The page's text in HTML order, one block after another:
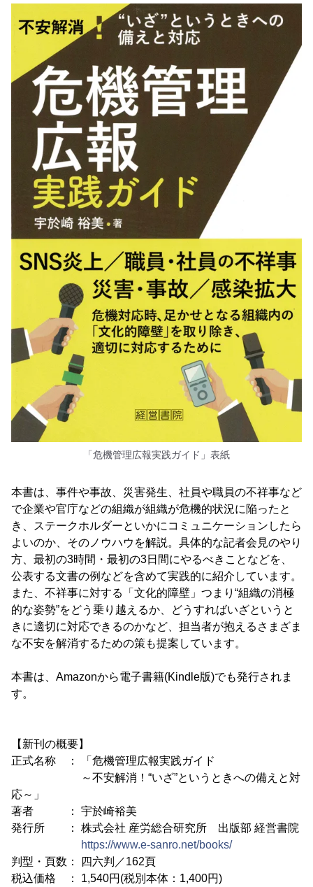
「危機管理広報実践ガイド」表紙
本書は、事件や事故、災害発生、社員や職員の不祥事など
で企業や官庁などの組織が組織が危機的状況に陥ったと
き、ステークホルダーといかにコミュニケーションしたら
よいのか、そのノウハウを解説。具体的な記者会見のやり
方、最初の3時間・最初の3日間にやるべきことなどを、
公表する文書の例などを含めて実践的に紹介しています。
また、不祥事に対する「文化的障壁」つまり“組織の消極
的な姿勢”をどう乗り越えるか、どうすればいざというと
きに適切に対応できるのかなど、担当者が抱えるさまざま
な不安を解消するための策も提案しています。
本書は、Amazonから電子書籍(Kindle版)でも発行されま
す。
【新刊の概要】
正式名称 ： 「危機管理広報実践ガイド
～不安解消！“いざ”というときへの備えと対
応～」
著者 ： 宇於崎裕美
発行所 ： 株式会社 産労総合研究所 出版部 経営書院
https://www.e-sanro.net/books/
判型・頁数： 四六判／162頁
税込価格 ： 1,540円(税別本体：1,400円)